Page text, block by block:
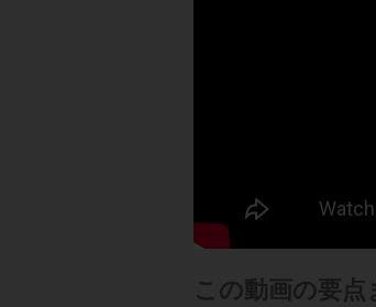
この動画の要点